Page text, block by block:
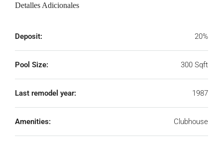
Detalles Adicionales
Deposit: 20%
Pool Size: 300 Sqft
Last remodel year: 1987
Amenities: Clubhouse